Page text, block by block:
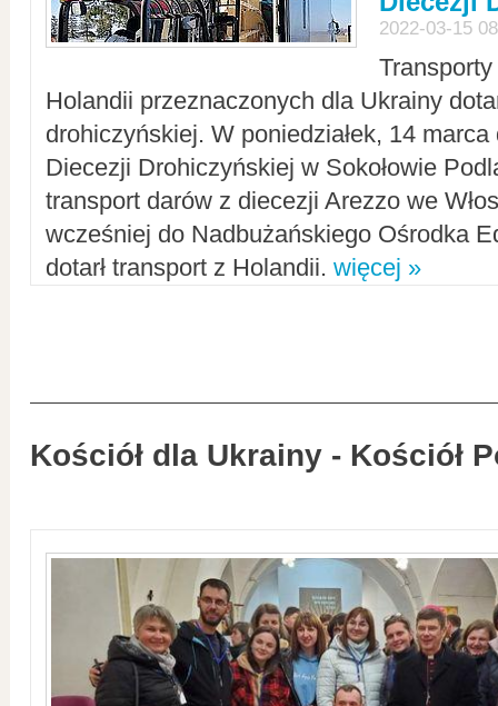
2022-03-15
Holandii przeznaczonych dla Ukrainy
drohiczyńskiej. W poniedziałek, 14
Diecezji Drohiczyńskiej w Sokołowie
transport darów z diecezji Arezzo we
wcześniej do Nadbużańskiego Ośrodka
dotarł transport z Holandii. więcej »
Kościół dla Ukrainy - Kościół